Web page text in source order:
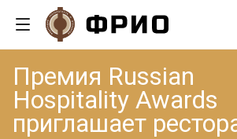
Премия Russian
Hospitality Awards
приглашает